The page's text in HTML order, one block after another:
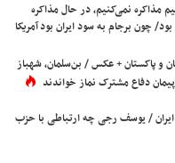
مذاکره نمی‌کنیم، در حال مذاکره
چون برجام به سود ایران بود آمریکا
و پاکستان + عکس / بن‌سلمان، شهباز
دفاع مشترک نماز خواندند
ایران / یوسف رجی چه ارتباطی با حزب